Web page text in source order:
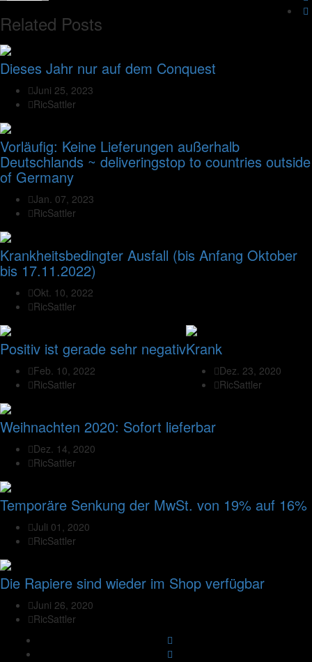
Related Posts
Dieses Jahr nur auf dem Conquest
Juni 25, 2023
RicSattler
Vorläufig: Keine Lieferungen außerhalb
Deutschlands ~ deliveringstop to countries outside
of Germany
Jan. 07, 2023
RicSattler
Krankheitsbedingter Ausfall (bis Anfang Oktober
bis 17.11.2022)
Okt. 10, 2022
RicSattler
Positiv ist gerade sehr negativ
Feb. 10, 2022
RicSattler
Krank
Dez. 23, 2020
RicSattler
Weihnachten 2020: Sofort lieferbar
Dez. 14, 2020
RicSattler
Temporäre Senkung der MwSt. von 19% auf 16%
Juli 01, 2020
RicSattler
Die Rapiere sind wieder im Shop verfügbar
Juni 26, 2020
RicSattler